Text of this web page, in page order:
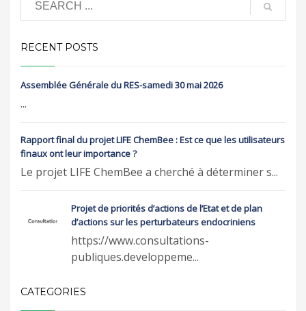
RECENT POSTS
Assemblée Générale du RES-samedi 30 mai 2026
...
Rapport final du projet LIFE ChemBee : Est ce que les utilisateurs
finaux ont leur importance ?
Le projet LIFE ChemBee a cherché à déterminer s...
Projet de priorités d’actions de l’Etat et de plan
d’actions sur les perturbateurs endocriniens
https://www.consultations-
publiques.developpeme...
CATEGORIES